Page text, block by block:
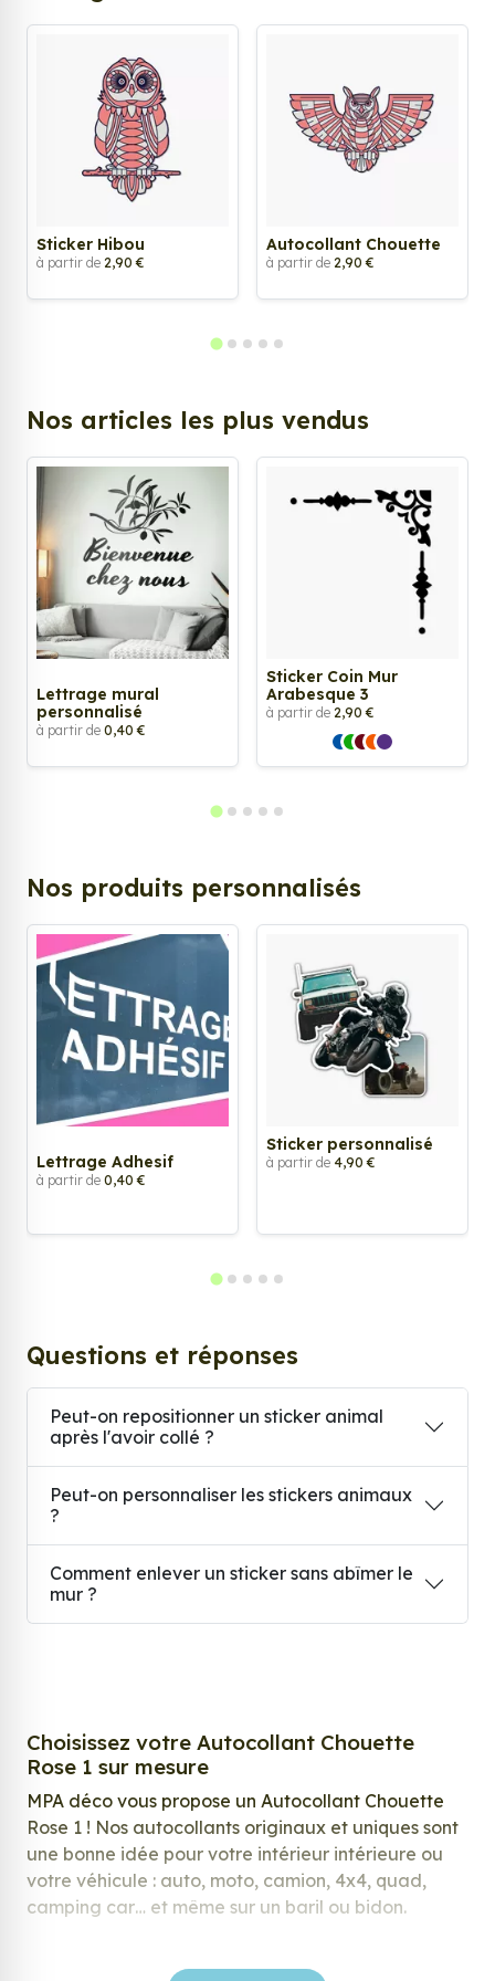
Sticker Hibou
à partir de 2,90 €
Autocollant Chouette
à partir de 2,90 €
Nos articles les plus vendus
Lettrage mural
personnalisé
à partir de 0,40 €
Sticker Coin Mur
Arabesque 3
à partir de 2,90 €
Nos produits personnalisés
Lettrage Adhesif
à partir de 0,40 €
Sticker personnalisé
à partir de 4,90 €
Questions et réponses
Peut-on repositionner un sticker animal
après l'avoir collé ?
Peut-on personnaliser les stickers animaux
?
Comment enlever un sticker sans abîmer le
mur ?
Choisissez votre Autocollant Chouette
Rose 1 sur mesure
MPA déco vous propose un Autocollant Chouette
Rose 1 ! Nos autocollants originaux et uniques sont
une bonne idée pour votre intérieur intérieure ou
votre véhicule : auto, moto, camion, 4x4, quad,
camping car… et même sur un baril ou bidon.